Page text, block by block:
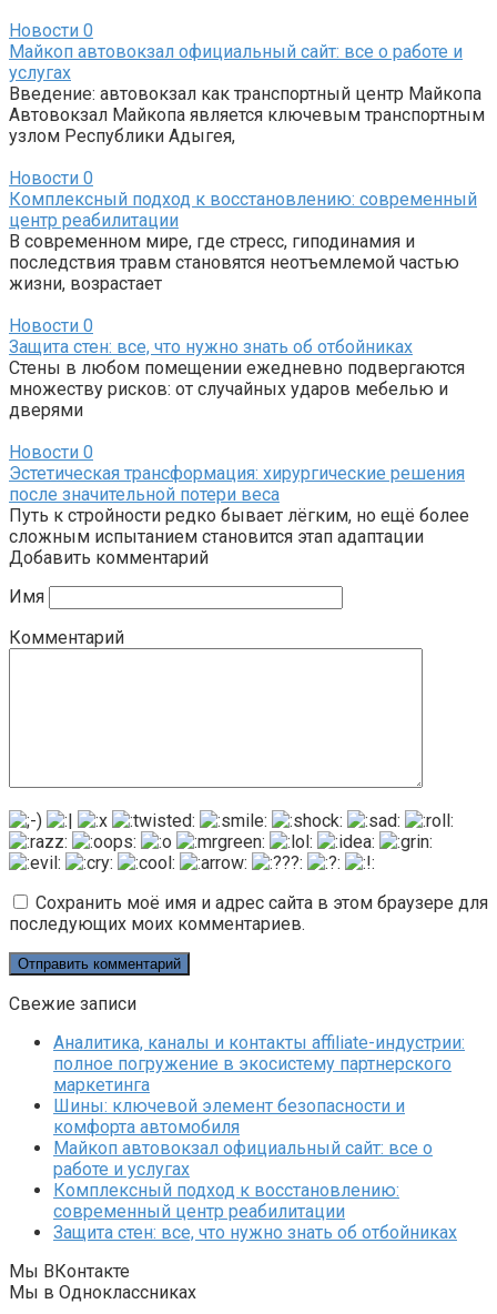
Новости 0
Майкоп автовокзал официальный сайт: все о работе и
услугах
Введение: автовокзал как транспортный центр Майкопа
Автовокзал Майкопа является ключевым транспортным
узлом Республики Адыгея,
Новости 0
Комплексный подход к восстановлению: современный
центр реабилитации
В современном мире, где стресс, гиподинамия и
последствия травм становятся неотъемлемой частью
жизни, возрастает
Новости 0
Защита стен: все, что нужно знать об отбойниках
Стены в любом помещении ежедневно подвергаются
множеству рисков: от случайных ударов мебелью и
дверями
Новости 0
Эстетическая трансформация: хирургические решения
после значительной потери веса
Путь к стройности редко бывает лёгким, но ещё более
сложным испытанием становится этап адаптации
Добавить комментарий
Имя
Комментарий
Сохранить моё имя и адрес сайта в этом браузере для
последующих моих комментариев.
Свежие записи
Аналитика, каналы и контакты affiliate-индустрии:
полное погружение в экосистему партнерского
маркетинга
Шины: ключевой элемент безопасности и
комфорта автомобиля
Майкоп автовокзал официальный сайт: все о
работе и услугах
Комплексный подход к восстановлению:
современный центр реабилитации
Защита стен: все, что нужно знать об отбойниках
Мы ВКонтакте
Мы в Одноклассниках